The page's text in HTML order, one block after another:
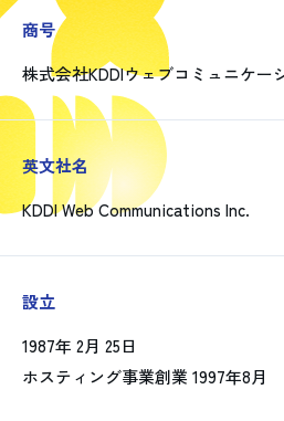
商号
株式会社KDDIウェブコミュニケー
英文社名
KDDI Web Communications Inc.
設立
1987年 2月 25日
ホスティング事業創業 1997年8月